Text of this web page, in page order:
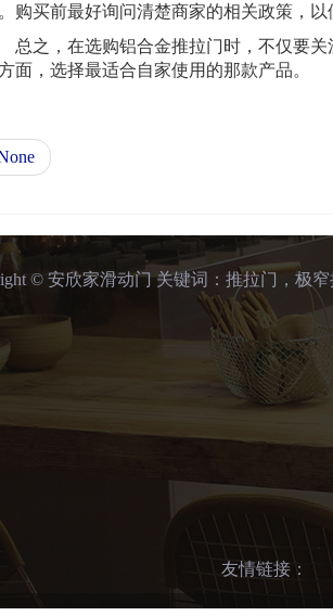
购买前最好询问清楚商家的相关政策，以
之，在选购铝合金推拉门时，不仅要关
面，选择最适合自家使用的那款产品。
© 安欣家滑动门 关键词：推拉门，极
友情链接：